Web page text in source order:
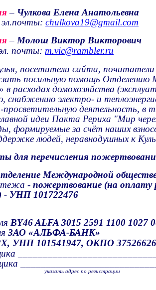
– Чулкова Елена Анатольевна
эл.почты: chulkova19@gmail.com
– Молош Виктор Викторович
почты: m.vic@rambler.ru
посетители сайта,
посильную помощь
в расходах домохозяйства
снабжению электро- и
просветительную деятельность, в
идеи Пакта Рериха "Мир
формируемые за счёт наших
людей, неравнодушных к
для перечисления
Международной
- пожертвование (на оплату
- УНП 101722476
BY46 ALFA 3015 2591 1100 1027
ЗАО «АЛЬФА-БАНК»
УНП 101541947, ОКПО 37526626
указать адрес по регистрации